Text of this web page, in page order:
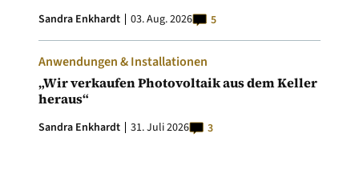
Sandra Enkhardt 03. Aug. 2026 5
Anwendungen & Installationen
„Wir verkaufen Photovoltaik aus dem Keller
heraus“
Sandra Enkhardt 31. Juli 2026 3